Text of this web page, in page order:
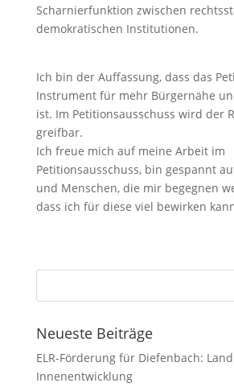
Scharnierfunktion zwischen
demokratischen Institutionen.
Ich bin der Auffassung, dass das
Instrument für mehr Bürgernähe
ist. Im Petitionsausschuss wird der
greifbar.
Ich freue mich auf meine Arbeit im
Petitionsausschuss, bin gespannt
und Menschen, die mir begegnen
dass ich für diese viel bewirken
Neueste Beiträge
ELR-Förderung für Diefenbach:
Innenentwicklung